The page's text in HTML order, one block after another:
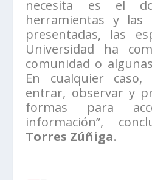
necesita es el
herramientas y las
presentadas, las
Universidad ha
comunidad o
En cualquier
entrar, observar y
formas para
información”,
Torres Zúñiga.